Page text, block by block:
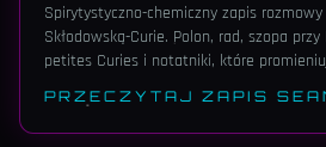
Spirytystyczno-chemiczny zapis
Skłodowską-Curie. Polon, rad, szopa przy
petites Curies i notatniki, które
PRZECZYTAJ ZAPIS